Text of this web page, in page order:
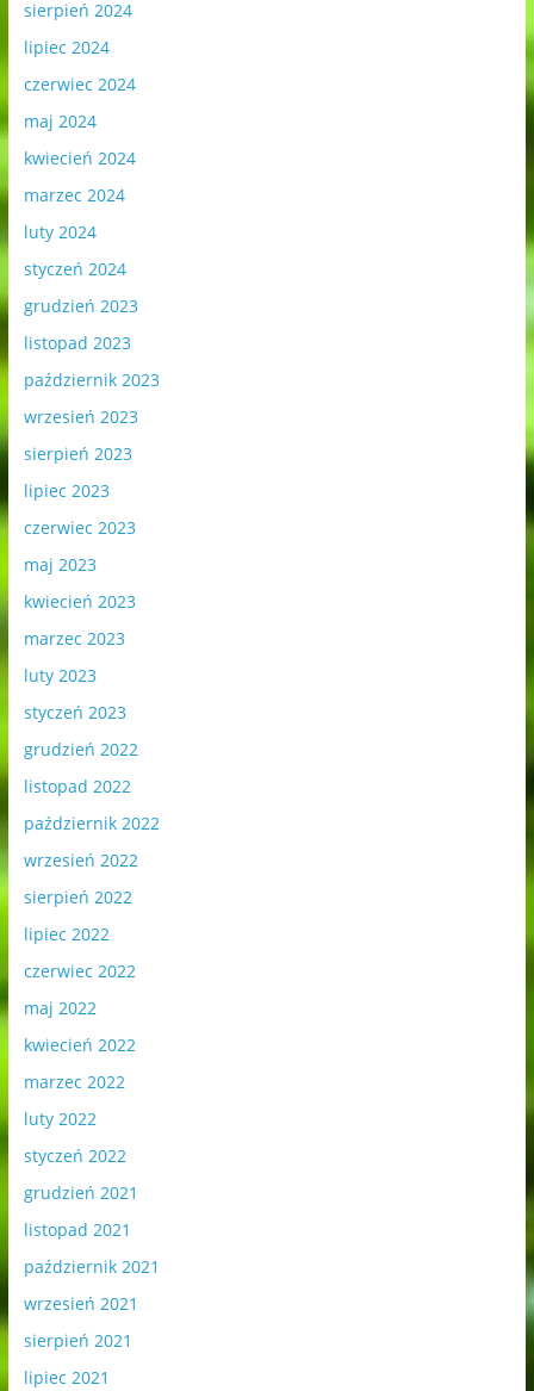
sierpień 2024
lipiec 2024
czerwiec 2024
maj 2024
kwiecień 2024
marzec 2024
luty 2024
styczeń 2024
grudzień 2023
listopad 2023
październik 2023
wrzesień 2023
sierpień 2023
lipiec 2023
czerwiec 2023
maj 2023
kwiecień 2023
marzec 2023
luty 2023
styczeń 2023
grudzień 2022
listopad 2022
październik 2022
wrzesień 2022
sierpień 2022
lipiec 2022
czerwiec 2022
maj 2022
kwiecień 2022
marzec 2022
luty 2022
styczeń 2022
grudzień 2021
listopad 2021
październik 2021
wrzesień 2021
sierpień 2021
lipiec 2021